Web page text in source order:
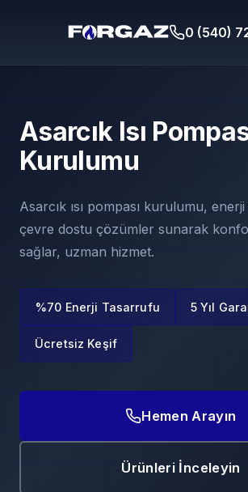
0 (540)
Asarcık Isı
Kurulumu
Asarcık ısı pompası kurulumu,
çevre dostu çözümler sunarak
sağlar, uzman hizmet.
%70 Enerji Tasarrufu 5 Yıl
Ücretsiz Keşif
Hemen Arayın
Ürünleri İnceleyin